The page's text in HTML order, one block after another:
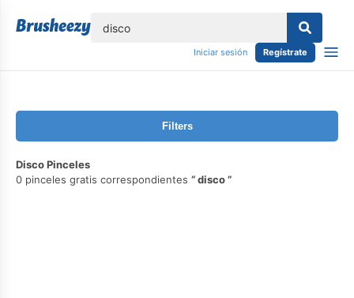
Iniciar sesión Regístrate
Filters
Disco Pinceles
0 pinceles gratis correspondientes
disco